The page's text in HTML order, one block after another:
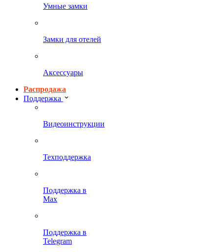
Умные замки
Замки для отелей
Аксессуары
Распродажа
Поддержка
Видеоинструкции
Техподдержка
Поддержка в
Max
Поддержка в
Telegram